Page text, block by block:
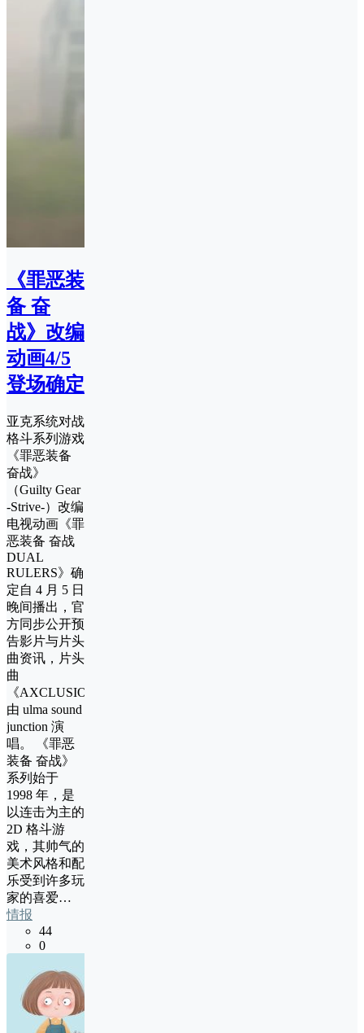
《罪恶装
备 奋
战》改编
动画4/5
登场确定
亚克系统对战
格斗系列游戏
《罪恶装备
奋战》
（Guilty Gear
-Strive-）改编
电视动画《罪
恶装备 奋战
DUAL
RULERS》确
定自 4 月 5 日
晚间播出，官
方同步公开预
告影片与片头
曲资讯，片头
曲
《AXCLUSION》
由 ulma sound
junction 演
唱。 《罪恶
装备 奋战》
系列始于
1998 年，是
以连击为主的
2D 格斗游
戏，其帅气的
美术风格和配
乐受到许多玩
家的喜爱…
情报
44
0